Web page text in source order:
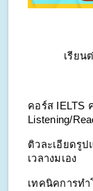
เรียน
คอร์ส IELTS
Listening/
ติวละเอียดรูป
เวลางมเอง
เทคนิคการท